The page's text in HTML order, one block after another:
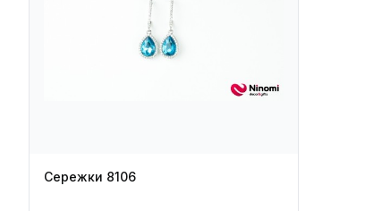
Сережки 8106